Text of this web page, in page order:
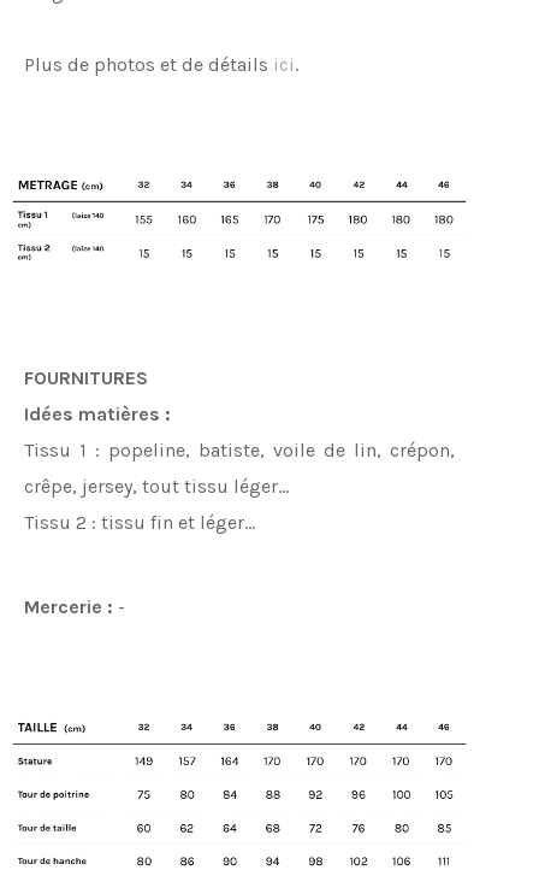
Plus de photos et de détails ici.
FOURNITURES
Idées matières :
Tissu 1 : popeline, batiste, voile de lin, crépon,
crêpe, jersey, tout tissu léger…
Tissu 2 : tissu fin et léger...
Mercerie : -